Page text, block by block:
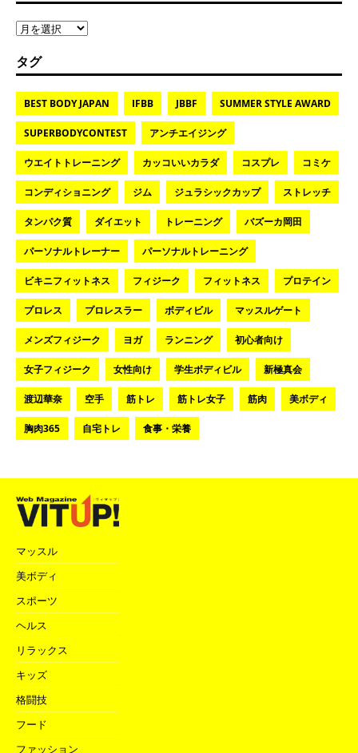
タグ
BEST BODY JAPAN IFBB JBBF SUMMER STYLE AWARD
SUPERBODYCONTEST アンチエイジング
ウエイトトレーニング カッコいいカラダ コスプレ コミケ
コンディショニング ジム ジュラシックカップ ストレッチ
タンパク質 ダイエット トレーニング バズーカ岡田
パーソナルトレーナー パーソナルトレーニング
ビキニフィットネス フィジーク フィットネス プロテイン
プロレス プロレスラー ボディビル マッスルゲート
メンズフィジーク ヨガ ランニング 初心者向け
女子フィジーク 女性向け 学生ボディビル 新極真会
渡辺華奈 空手 筋トレ 筋トレ女子 筋肉 美ボディ
胸肉365 自宅トレ 食事・栄養
マッスル
美ボディ
スポーツ
ヘルス
リラックス
キッズ
格闘技
フード
ファッション